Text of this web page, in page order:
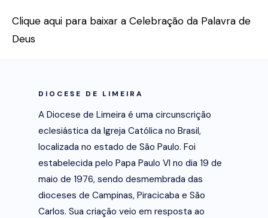
Clique aqui para baixar a Celebração da Palavra de
Deus
DIOCESE DE LIMEIRA
A Diocese de Limeira é uma circunscrição
eclesiástica da Igreja Católica no Brasil,
localizada no estado de São Paulo. Foi
estabelecida pelo Papa Paulo VI no dia 19 de
maio de 1976, sendo desmembrada das
dioceses de Campinas, Piracicaba e São
Carlos. Sua criação veio em resposta ao